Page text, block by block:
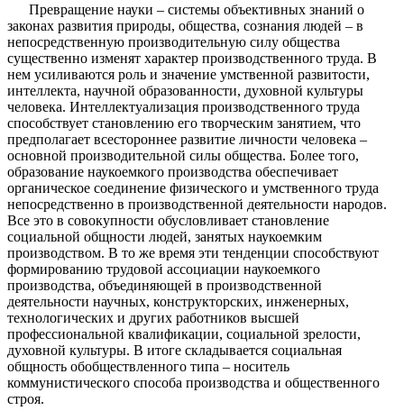
Превращение науки – системы объективных знаний о
законах развития природы, общества, сознания людей – в
непосредственную производительную силу общества
существенно изменят характер производственного труда. В
нем усиливаются роль и значение умственной развитости,
интеллекта, научной образованности, духовной культуры
человека. Интеллектуализация производственного труда
способствует становлению его творческим занятием, что
предполагает всестороннее развитие личности человека –
основной производительной силы общества. Более того,
образование наукоемкого производства обеспечивает
органическое соединение физического и умственного труда
непосредственно в производственной деятельности народов.
Все это в совокупности обусловливает становление
социальной общности людей, занятых наукоемким
производством. В то же время эти тенденции способствуют
формированию трудовой ассоциации наукоемкого
производства, объединяющей в производственной
деятельности научных, конструкторских, инженерных,
технологических и других работников высшей
профессиональной квалификации, социальной зрелости,
духовной культуры. В итоге складывается социальная
общность обобществленного типа – носитель
коммунистического способа производства и общественного
строя.